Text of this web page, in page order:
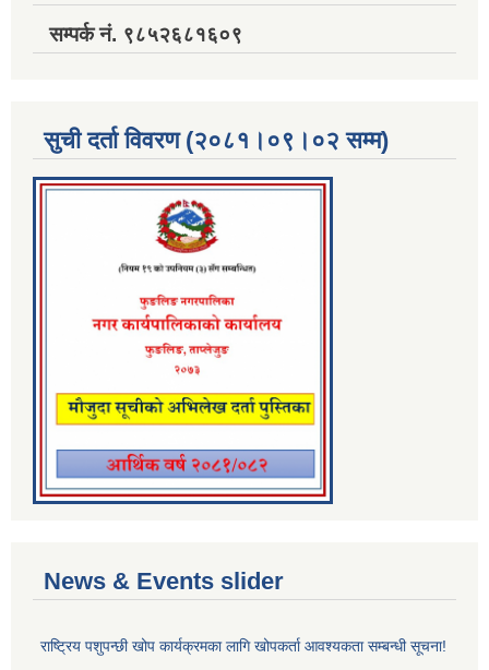
सम्पर्क नं. ९८५२६८१६०९
सुची दर्ता विवरण (२०८१।०९।०२ सम्म)
News & Events slider
राष्ट्रिय पशुपन्छी खोप कार्यक्रमका लागि खोपकर्ता आवश्यकता सम्बन्धी सूचना!